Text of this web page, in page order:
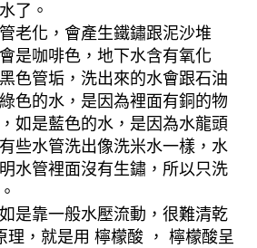
了。
老化，會產生鐵鏽跟泥沙堆
是咖啡色，地下水含有氧化
色管垢，洗出來的水會跟石油
色的水，是因為裡面有銅的物
如是藍色的水，是因為水龍頭
些水管洗出像洗米水一樣，水
水管裡面沒有生鏽，所以只洗
是靠一般水壓流動，很難清乾
理，就是用 檸檬酸 ， 檸檬酸呈